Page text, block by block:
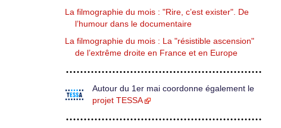
La filmographie du mois : "Rire, c’est exister". De
l’humour dans le documentaire
La filmographie du mois : La "résistible ascension"
de l’extrême droite en France et en Europe
Autour du 1er mai coordonne également le
projet TESSA